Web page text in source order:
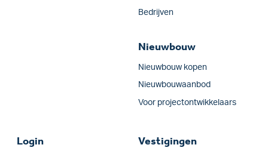
Bedrijven
Nieuwbouw
Nieuwbouw kopen
Nieuwbouwaanbod
Voor projectontwikkelaars
Login Vestigingen